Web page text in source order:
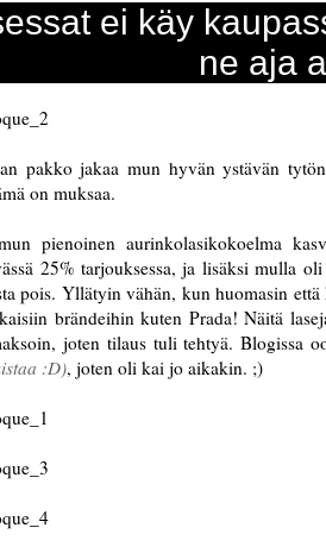
ei käy
ne aja
pakko jakaa mun hyvän ystävän
on muksaa.
pienoinen aurinkolasikokoelma
25% tarjouksessa, ja lisäksi mulla
pois. Yllätyin vähän, kun huomasin
brändeihin kuten Prada! Näitä
joten tilaus tuli tehtyä. Blogissa
:D), joten oli kai jo aikakin. ;)